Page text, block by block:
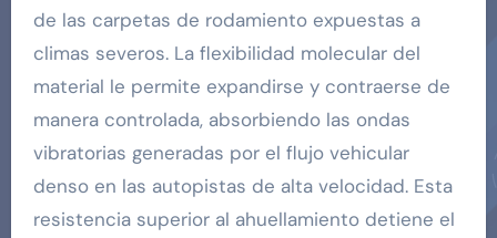
de las carpetas de rodamiento expuestas a
climas severos. La flexibilidad molecular del
material le permite expandirse y contraerse de
manera controlada, absorbiendo las ondas
vibratorias generadas por el flujo vehicular
denso en las autopistas de alta velocidad. Esta
resistencia superior al ahuellamiento detiene el